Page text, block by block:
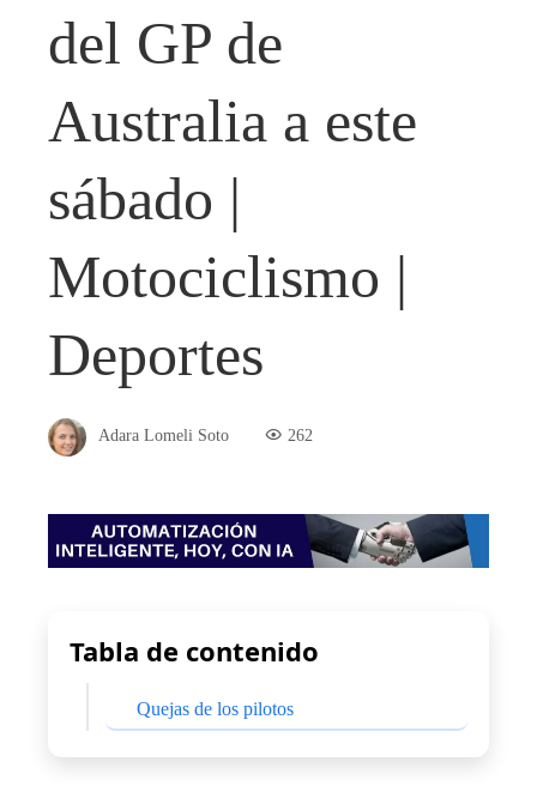
del GP de
Australia a este
sábado |
Motociclismo |
Deportes
Adara Lomeli Soto 262
Tabla de contenido
Quejas de los pilotos